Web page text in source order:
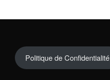
Politique de Confidentialité